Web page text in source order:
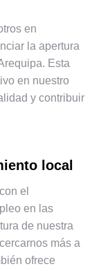
en
la apertura
Esta
en nuestro
y contribuir
local
el
en las
de nuestra
más a
ofrece